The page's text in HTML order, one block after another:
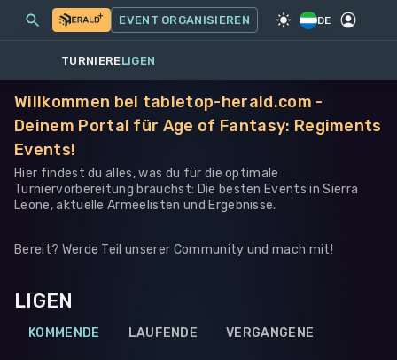
SPIEL·WARHAMMER 40K
MEINE EVENTS MEHR
EVENT ORGANISIEREN DE
TURNIERELIGEN
Willkommen bei tabletop-herald.com -
Deinem Portal für Age of Fantasy: Regiments
Events!
Hier findest du alles, was du für die optimale
Turniervorbereitung brauchst: Die besten Events in Sierra
Leone, aktuelle Armeelisten und Ergebnisse.
Bereit? Werde Teil unserer Community und mach mit!
LIGEN
KOMMENDE LAUFENDE VERGANGENE